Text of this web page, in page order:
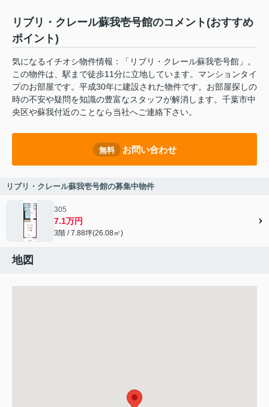
リブリ・クレール蘇我壱号館のコメント(おすすめ
ポイント)
気になるイチオシ物件情報：「リブリ・クレール蘇我壱号館」。
この物件は、駅まで徒歩11分に立地しています。マンションタイ
プのお部屋です。平成30年に建設された物件です。お部屋探しの
時の不安や疑問を知識の豊富なスタッフが解消します。千葉市中
央区や蘇我付近のことなら当社へご連絡下さい。
無料 お問い合わせ
リブリ・クレール蘇我壱号館の募集中物件
305
7.1万円
3階 / 7.88坪(26.08㎡)
地図